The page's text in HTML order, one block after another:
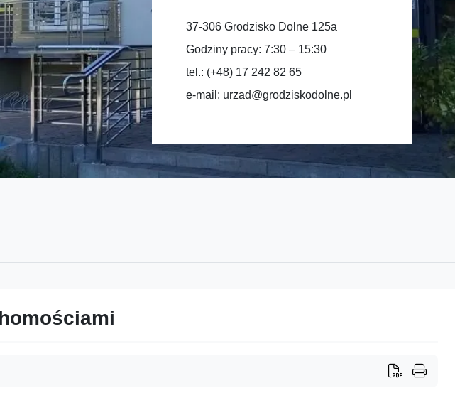
37-306 Grodzisko Dolne 125a
Godziny pracy: 7:30 – 15:30
tel.: (+48) 17 242 82 65
e-mail: urzad@grodziskodolne.pl